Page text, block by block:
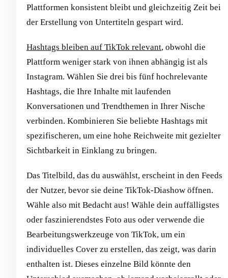
Plattformen konsistent bleibt und gleichzeitig Zeit bei
der Erstellung von Untertiteln gespart wird.
Hashtags bleiben auf TikTok relevant, obwohl die
Plattform weniger stark von ihnen abhängig ist als
Instagram. Wählen Sie drei bis fünf hochrelevante
Hashtags, die Ihre Inhalte mit laufenden
Konversationen und Trendthemen in Ihrer Nische
verbinden. Kombinieren Sie beliebte Hashtags mit
spezifischeren, um eine hohe Reichweite mit gezielter
Sichtbarkeit in Einklang zu bringen.
Das Titelbild, das du auswählst, erscheint in den Feeds
der Nutzer, bevor sie deine TikTok-Diashow öffnen.
Wähle also mit Bedacht aus! Wähle dein auffälligstes
oder faszinierendstes Foto aus oder verwende die
Bearbeitungswerkzeuge von TikTok, um ein
individuelles Cover zu erstellen, das zeigt, was darin
enthalten ist. Dieses einzelne Bild könnte den